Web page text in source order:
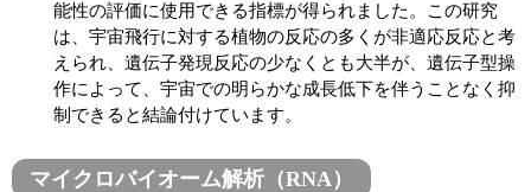
能性の評価に使用できる指標が得られました。この研究
は、宇宙飛行に対する植物の反応の多くが非適応反応と考
えられ、遺伝子発現反応の少なくとも大半が、遺伝子型操
作によって、宇宙での明らかな成長低下を伴うことなく抑
制できると結論付けています。
マイクロバイオーム解析（RNA）